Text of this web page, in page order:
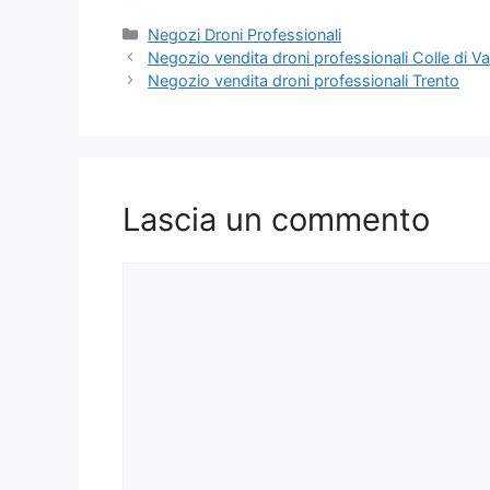
Categorie
Negozi Droni Professionali
Negozio vendita droni professionali Colle di
Negozio vendita droni professionali Trento
Lascia un commento